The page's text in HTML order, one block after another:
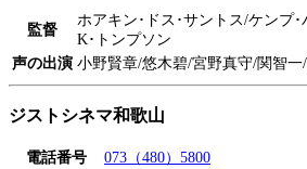
監督
ホアキン･ドス･サントス/ケンプ
K･トンプソン
声の出演 小野賢章/悠木碧/宮野真守/関智一
ジストシネマ和歌山
電話番号
073（480）5800